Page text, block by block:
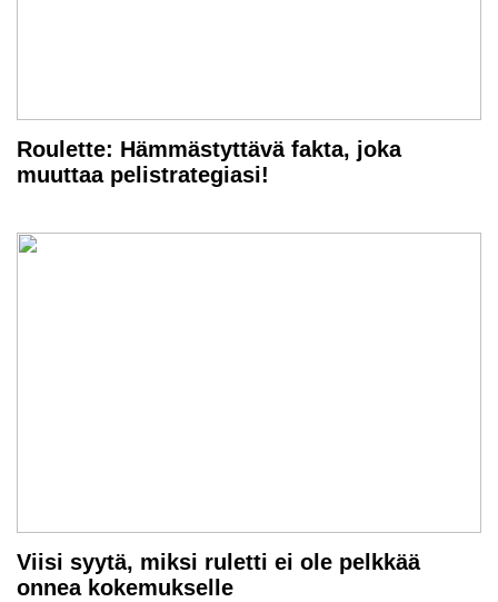
Roulette: Hämmästyttävä fakta, joka
muuttaa pelistrategiasi!
Viisi syytä, miksi ruletti ei ole pelkkää
onnea kokemukselle